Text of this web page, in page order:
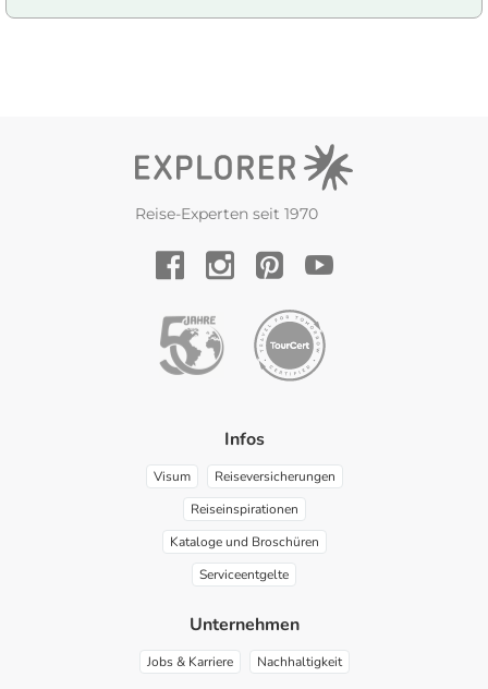
Reise-Experten seit 1970
Infos
Visum
Reiseversicherungen
Reiseinspirationen
Kataloge und Broschüren
Serviceentgelte
Unternehmen
Jobs & Karriere Nachhaltigkeit